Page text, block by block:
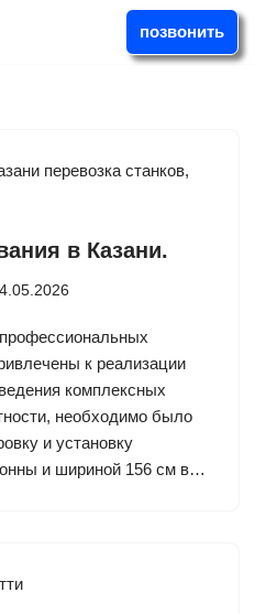
позвонить
в Казани.
к реализации
комплексных
необходимо было
и установку
и шириной 156 см в…